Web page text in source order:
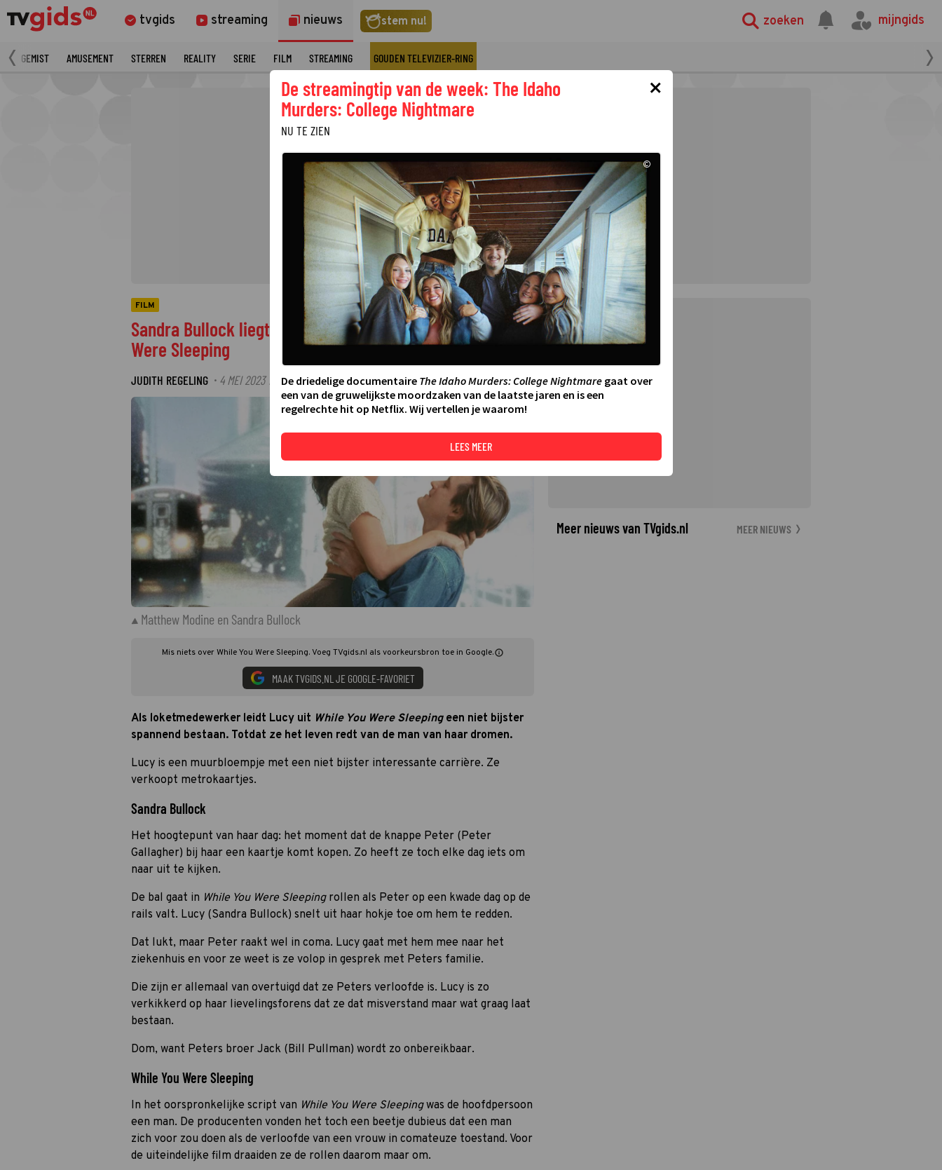
tvgids streaming nieuws stem nu! zoeken mijngids
GEMIST AMUSEMENT STERREN REALITY SERIE FILM STREAMING GOUDEN TELEVIZIER-RING
FILM
Sandra Bullock liegt een leven bij elkaar in While You
Were Sleeping
JUDITH REGELING · 4 MEI 2023 12:46
©
Matthew Modine en Sandra Bullock
Mis niets over While You Were Sleeping. Voeg TVgids.nl als voorkeursbron toe in Google.
MAAK TVGIDS.NL JE GOOGLE-FAVORIET
Als loketmedewerker leidt Lucy uit While You Were Sleepingeen niet bijster
spannend bestaan. Totdat ze het leven redt van de man van haar dromen.
Lucy is een muurbloempje met een niet bijster interessante carrière. Ze
verkoopt metrokaartjes.
Sandra Bullock
Het hoogtepunt van haar dag: het moment dat de knappe Peter (Peter
Gallagher) bij haar een kaartje komt kopen. Zo heeft ze toch elke dag iets om
naar uit te kijken.
De bal gaat in While You Were Sleeping rollen als Peter op een kwade dag op de
rails valt. Lucy (Sandra Bullock) snelt uit haar hokje toe om hem te redden.
Dat lukt, maar Peter raakt wel in coma. Lucy gaat met hem mee naar het
ziekenhuis en voor ze weet is ze volop in gesprek met Peters familie.
Die zijn er allemaal van overtuigd dat ze Peters verloofde is. Lucy is zo
verkikkerd op haar lievelingsforens dat ze dat misverstand maar wat graag laat
bestaan.
Dom, want Peters broer Jack (Bill Pullman) wordt zo onbereikbaar.
While You Were Sleeping
In het oorspronkelijke script van While You Were Sleepingwas de hoofdpersoon
een man. De producenten vonden het toch een beetje dubieus dat een man
zich voor zou doen als de verloofde van een vrouw in comateuze toestand. Voor
de uiteindelijke film draaiden ze de rollen daarom maar om.
Meer nieuws van TVgids.nl MEER NIEUWS
×
De streamingtip van de week: The Idaho
Murders: College Nightmare
NU TE ZIEN
©
De driedelige documentaire The Idaho Murders: College Nightmaregaat over
een van de gruwelijkste moordzaken van de laatste jaren en is een
regelrechte hit op Netflix. Wij vertellen je waarom!
LEES MEER